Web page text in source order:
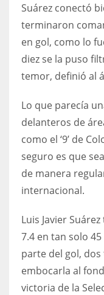
Suárez conectó
terminaron
en gol, como lo
diez se la puso
temor, definió al
Lo que parecía
delanteros de
como el ‘9’ de
seguro es que
de manera
internacional.
Luis Javier
7.4 en tan solo
parte del gol,
embocarla al
victoria de la